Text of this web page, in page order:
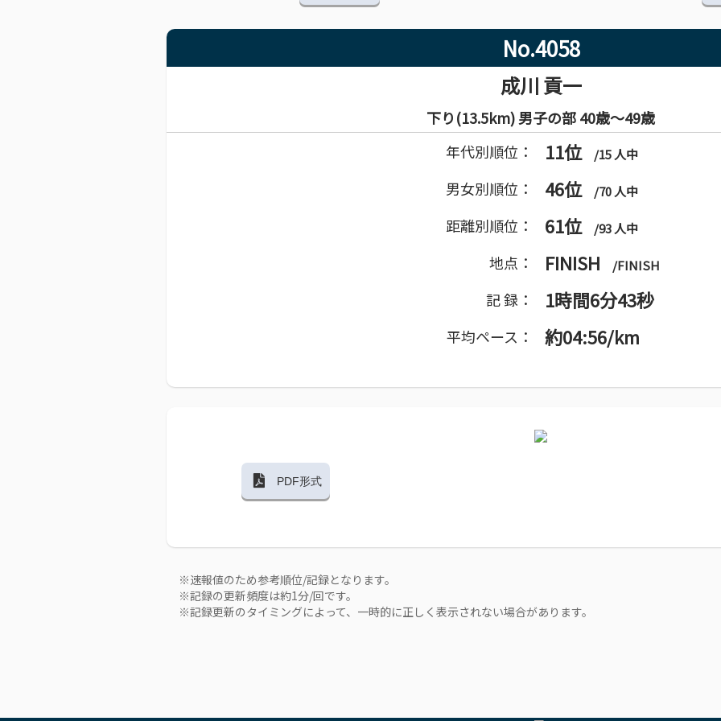
No.4058
成川 貢一
下り(13.5km) 男子の部 40歳～49歳
年代別順位：
11位 /15 人中
男女別順位： 46位 /70 人中
距離別順位： 61位 /93 人中
地点： FINISH /FINISH
記 録： 1時間6分43秒
平均ペース： 約04:56/km
PDF形式
※速報値のため参考順位/記録となります。
※記録の更新頻度は約1分/回です。
※記録更新のタイミングによって、一時的に正しく表示されない場合があります。